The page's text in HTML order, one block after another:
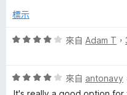
分
分
標示
評
分
，
來自 Adam T ，
評
價
來自 antonavy